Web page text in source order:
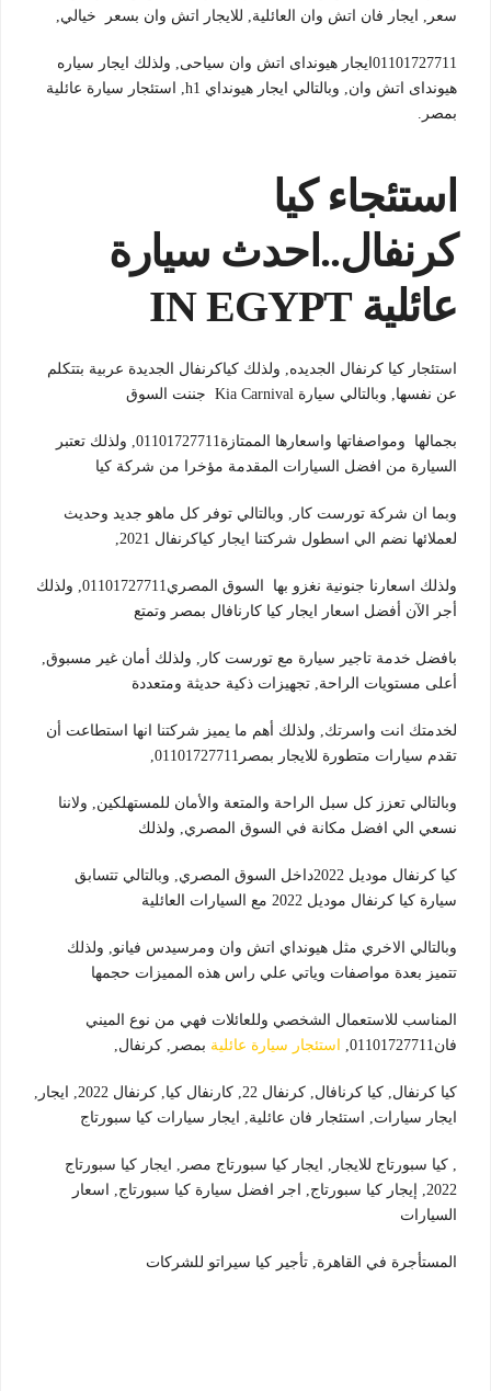
سعر, ايجار فان اتش وان العائلية, للايجار اتش وان بسعر خيالي,
01101727711ايجار هيونداى اتش وان سياحى, ولذلك ايجار سياره
هيونداى اتش وان, وبالتالي ايجار هيونداي h1, استئجار سيارة عائلية
بمصر.
استئجاء كيا
كرنفال..احدث سيارة
عائلية IN EGYPT
استئجار كيا كرنفال الجديده, ولذلك كياكرنفال الجديدة عربية بتتكلم
عن نفسها, وبالتالي سيارة Kia Carnival جننت السوق
بجمالها ومواصفاتها واسعارها الممتازة01101727711, ولذلك تعتبر
السيارة من افضل السيارات المقدمة مؤخرا من شركة كيا
وبما ان شركة تورست كار, وبالتالي توفر كل ماهو جديد وحديث
لعملائها نضم الي اسطول شركتنا ايجار كياكرنفال 2021,
ولذلك اسعارنا جنونية نغزو بها السوق المصري01101727711, ولذلك
أجر الآن أفضل اسعار ايجار كيا كارنافال بمصر وتمتع
بافضل خدمة تاجير سيارة مع تورست كار, ولذلك أمان غير مسبوق,
أعلى مستويات الراحة, تجهيزات ذكية حديثة ومتعددة
لخدمتك انت واسرتك, ولذلك أهم ما يميز شركتنا انها استطاعت أن
تقدم سيارات متطورة للايجار بمصر01101727711,
وبالتالي تعزز كل سبل الراحة والمتعة والأمان للمستهلكين, ولاننا
نسعي الي افضل مكانة في السوق المصري, ولذلك
كيا كرنفال موديل 2022داخل السوق المصري, وبالتالي تتسابق
سيارة كيا كرنفال موديل 2022 مع السيارات العائلية
وبالتالي الاخري مثل هيونداي اتش وان ومرسيدس فيانو, ولذلك
تتميز بعدة مواصفات وياتي علي راس هذه المميزات حجمها
المناسب للاستعمال الشخصي وللعائلات فهي من نوع الميني
فان01101727711,
استئجار سيارة عائلية بمصر, كرنفال,
كيا كرنفال, كيا كرنافال, كرنفال 22, كارنفال كيا, كرنفال 2022, ايجار,
ايجار سيارات, استئجار فان عائلية, ايجار سيارات كيا سبورتاج
, كيا سبورتاج للايجار, ايجار كيا سبورتاج مصر, ايجار كيا سبورتاج
2022, إيجار كيا سبورتاج, اجر افضل سيارة كيا سبورتاج, اسعار
السيارات
المستأجرة في القاهرة, تأجير كيا سيراتو للشركات